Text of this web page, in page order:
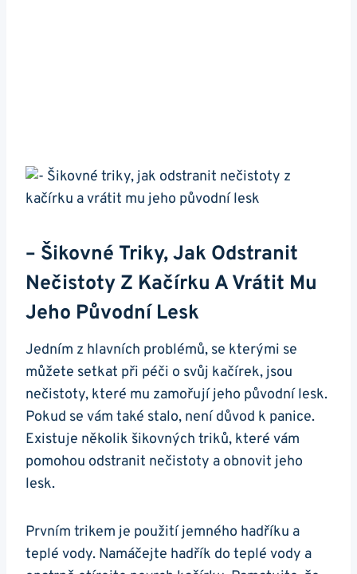
– Šikovné Triky, Jak Odstranit
Nečistoty Z Kačírku A Vrátit Mu
Jeho Původní Lesk
Jedním z⁢ hlavních problémů, se​ kterými se⁢
můžete setkat při péči o ⁢svůj kačírek, jsou
⁣nečistoty, které mu zamořují jeho původní lesk.
Pokud se vám také stalo, není ⁢důvod k panice.
Existuje několik⁢ šikovných triků, které vám
pomohou‍ odstranit nečistoty a obnovit jeho
lesk.
Prvním trikem je použití‍ jemného hadříku a​
teplé vody. Namáčejte hadřík‍ do teplé vody a